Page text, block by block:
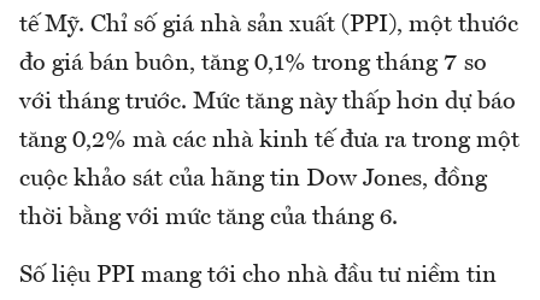
tế Mỹ. Chỉ số giá nhà sản xuất (PPI), một thước
đo giá bán buôn, tăng 0,1% trong tháng 7 so
với tháng trước. Mức tăng này thấp hơn dự báo
tăng 0,2% mà các nhà kinh tế đưa ra trong một
cuộc khảo sát của hãng tin Dow Jones, đồng
thời bằng với mức tăng của tháng 6.
Số liệu PPI mang tới cho nhà đầu tư niềm tin